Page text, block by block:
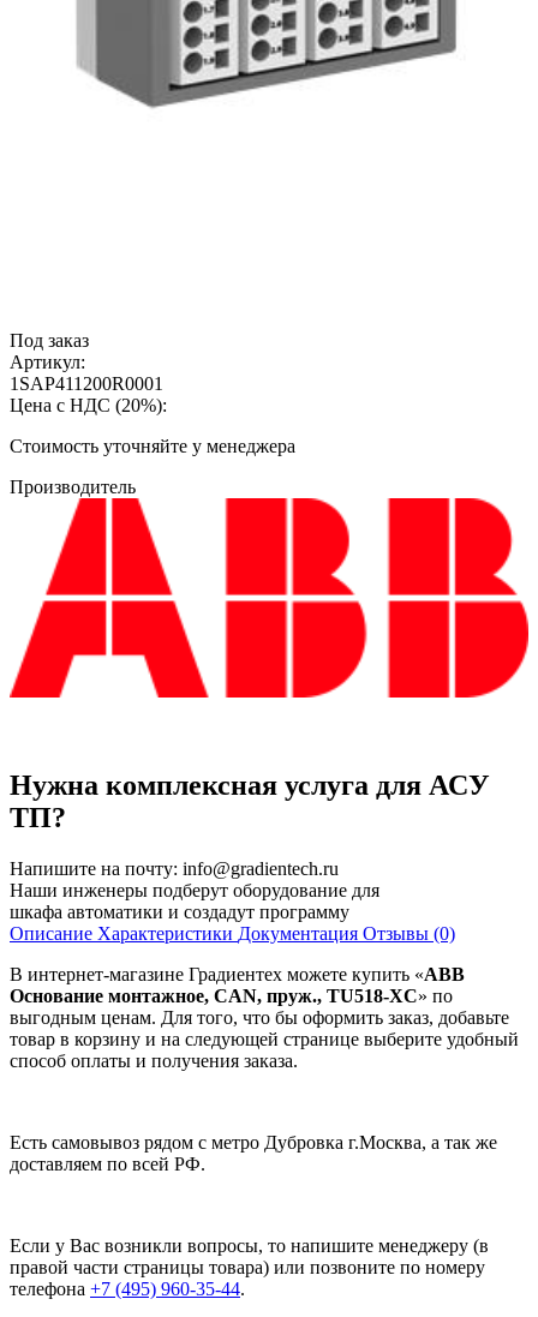
Под заказ
Артикул:
1SAP411200R0001
Цена с НДС (20%):
Cтоимость уточняйте у менеджера
Производитель
Нужна комплексная услуга для АСУ
ТП?
Напишите на почту: info@gradientech.ru
Наши инженеры подберут оборудование для
шкафа автоматики и создадут программу
Описание Характеристики Документация Отзывы (0)
В интернет-магазине Градиентех можете купить «ABB
Основание монтажное, CAN, пруж., TU518-XC» по
выгодным ценам. Для того, что бы оформить заказ, добавьте
товар в корзину и на следующей странице выберите удобный
способ оплаты и получения заказа.
Есть самовывоз рядом с метро Дубровка г.Москва, а так же
доставляем по всей РФ.
Если у Вас возникли вопросы, то напишите менеджеру (в
правой части страницы товара) или позвоните по номеру
телефона +7 (495) 960-35-44.